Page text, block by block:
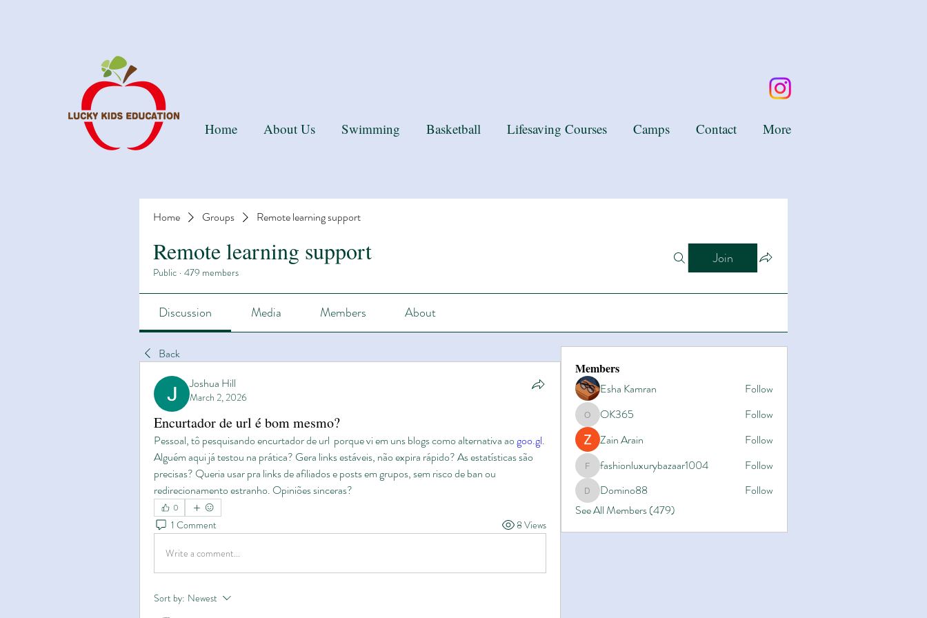
Home Groups Remote learning support
Remote learning support
Public · 479 members
Join
Discussion Media Members About
Back
Joshua Hill
March 2, 2026
Encurtador de url é bom mesmo?
Pessoal, tô pesquisando encurtador de url  porque vi em uns blogs como alternativa ao goo.gl.
Alguém aqui já testou na prática? Gera links estáveis, não expira rápido? As estatísticas são
precisas? Queria usar pra links de afiliados e posts em grupos, sem risco de ban ou
redirecionamento estranho. Opiniões sinceras?
0
1 Comment 8 Views
Write a comment...
Sort by: Newest
Members
Esha Kamran
Follow
OK365OK365
Follow
Zain Arain
Follow
fashionluxurybazaar1004
fashionluxurybazaar1004 Follow
Domino88
Domino88
Follow
See All Members (479)
Home About Us Swimming Basketball Lifesaving Courses Camps Contact More